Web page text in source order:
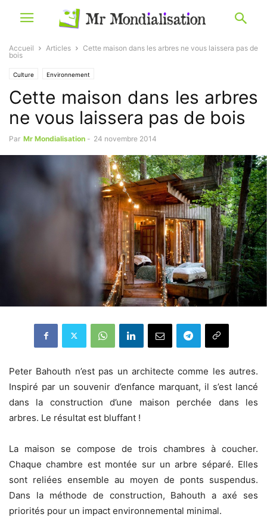
Accueil Articles
Cette maison dans les arbres ne vous laissera pas de
bois
Culture Environnement
Cette maison dans les arbres
ne vous laissera pas de bois
Par Mr Mondialisation - 24 novembre 2014
Peter Bahouth n’est pas un architecte comme les autres.
Inspiré par un souvenir d’enfance marquant, il s’est lancé
dans la construction d’une maison perchée dans les
arbres. Le résultat est bluffant !
La maison se compose de trois chambres à coucher.
Chaque chambre est montée sur un arbre séparé. Elles
sont reliées ensemble au moyen de ponts suspendus.
Dans la méthode de construction, Bahouth a axé ses
priorités pour un impact environnemental minimal.